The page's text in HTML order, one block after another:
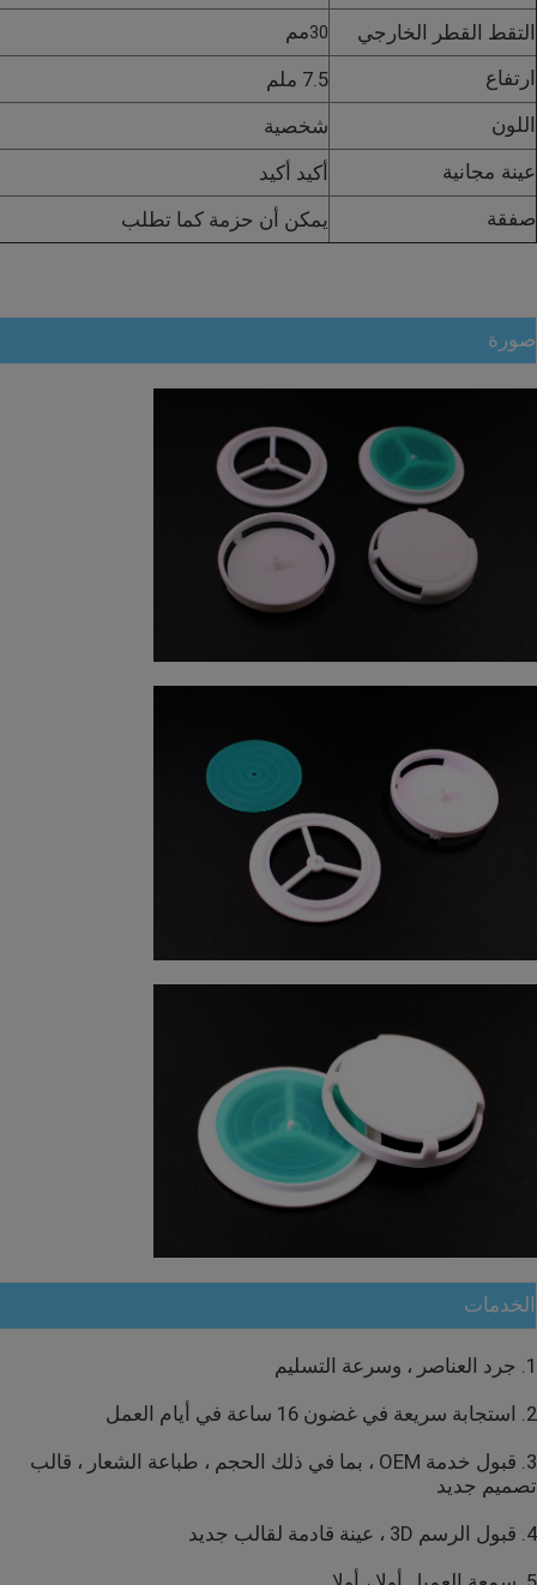
الوقوف الحقيبة آلة الختم
منتجات بلاستيكية أخرى
غطاء مسح رطب
التقط القطر الخارجي 30مم
ارتفاع 7.5 ملم
اللون شخصية
عينة مجانية أكيد أكيد
صفقة يمكن أن حزمة كما تطلب
صورة
الخدمات
1. جرد العناصر ، وسرعة التسليم
2. استجابة سريعة في غضون 16 ساعة في أيام العمل
3. قبول خدمة OEM ، بما في ذلك الحجم ، طباعة الشعار ، قالب
تصميم جديد
4. قبول الرسم 3D ، عينة قادمة لقالب جديد